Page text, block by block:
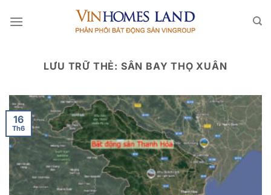
qua
LƯU TRỮ THẺ: SÂN BAY THỌ XUÂN
16
Th6